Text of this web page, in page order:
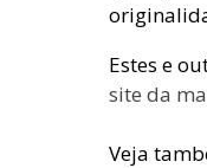
Estes e
site da
Veja